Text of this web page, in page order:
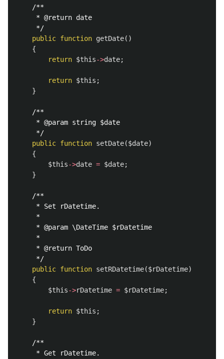
/**
     * @return date
     */
public function getDate()
{
return $this->date;
return $this ;
}
/**
     * @param string $date
     */
public function setDate($date)
{
$this->date = $date;
}
/**
     * Set rDatetime.
     *
     * @param \DateTime $rDatetime
     *
     * @return ToDo
     */
public function setRDatetime($rDatetime)
{
$this->rDatetime = $rDatetime;
return $this ;
}
/**
     * Get rDatetime.